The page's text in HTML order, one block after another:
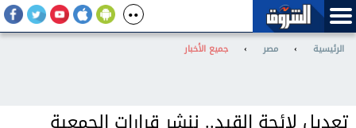
الرئيسية › مصر › جميع الأخبار